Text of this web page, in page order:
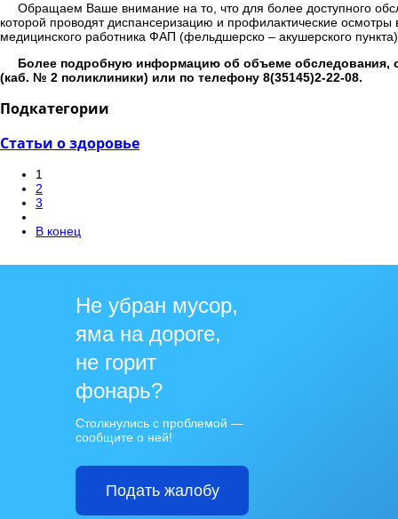
Обращаем Ваше внимание на то, что для более доступного
которой проводят диспансеризацию и профилактические
медицинского работника ФАП (фельдшерско – акушерского
Более подробную информацию об объеме обследования,
(каб. № 2 поликлиники) или по телефону 8(35145)2-22-08.
Подкатегории
Статьи о здоровье
1
2
3
В конец
Не убран мусор,
яма на дороге,
не горит
фонарь?
Столкнулись с проблемой —
сообщите о ней!
Подать жалобу